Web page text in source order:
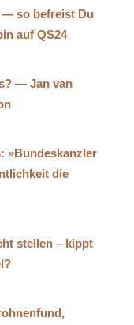
— so befreist Du
auf QS24
— Jan van
»Bundeskanzler
die
stellen – kippt